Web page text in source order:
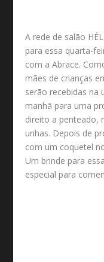
A rede de salão
para essa quarta-
com a Abrace.
mães de crianças
serão recebidas na
manhã para uma
direito a penteado,
unhas. Depois de
com um coquetel
Um brinde para
especial para